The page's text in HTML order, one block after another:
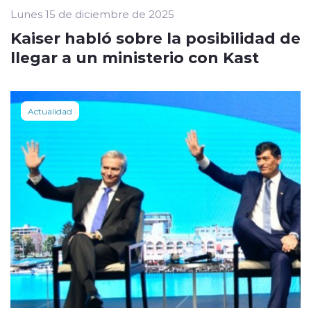
Lunes 15 de diciembre de 2025
Kaiser habló sobre la posibilidad de
llegar a un ministerio con Kast
Actualidad